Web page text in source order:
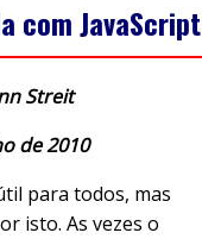
com JavaScript
Streit
de 2010
para todos, mas
isto. As vezes o